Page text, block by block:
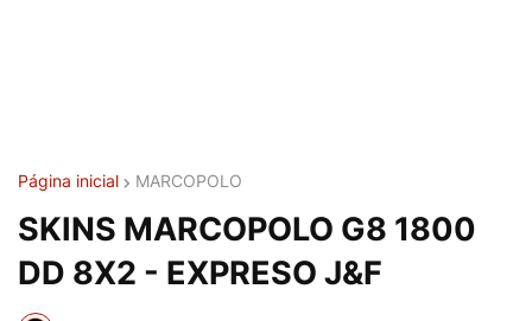
Página inicial MARCOPOLO
SKINS MARCOPOLO G8 1800
DD 8X2 - EXPRESO J&F